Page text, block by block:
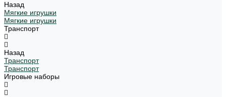
Назад
Мягкие игрушки
Мягкие игрушки
Транспорт
Назад
Транспорт
Транспорт
Игровые наборы